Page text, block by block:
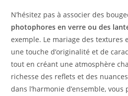
N’hésitez pas à associer des
photophores en verre ou des
exemple. Le mariage des textures
une touche d’originalité et de
tout en créant une atmosphère
richesse des reflets et des
dans l’harmonie d’ensemble, vous